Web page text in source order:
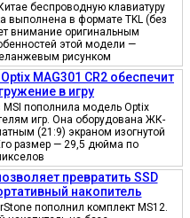
беспроводную клавиатуру
выполнена в формате TKL (без
внимание оригинальным
этой модели —
рисунком
MAG301 CR2 обеспечит
в игру
пополнила модель Optix
игр. Она оборудована ЖК-
(21:9) экраном изогнутой
размер — 29,5 дюйма по
превратить SSD
накопитель
пополнил комплект MS12.